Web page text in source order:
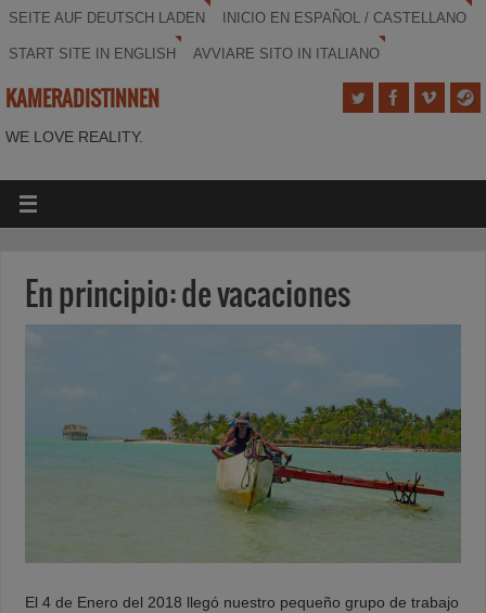
SEITE AUF DEUTSCH LADEN INICIO EN ESPAÑOL / CASTELLANO
START SITE IN ENGLISH AVVIARE SITO IN ITALIANO
KAMERADISTINNEN
WE LOVE REALITY.
En principio: de vacaciones
El 4 de Enero del 2018 llegó nuestro pequeño grupo de trabajo